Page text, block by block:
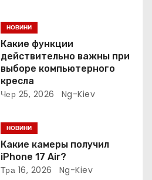
НОВИНИ
Какие функции
действительно важны при
выборе компьютерного
кресла
Чер 25, 2026 Ng-Kiev
НОВИНИ
Какие камеры получил
iPhone 17 Air?
Тра 16, 2026 Ng-Kiev